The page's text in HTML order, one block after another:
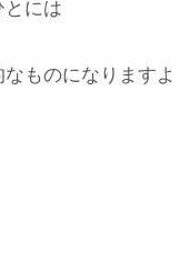
とには
ものになりますよ